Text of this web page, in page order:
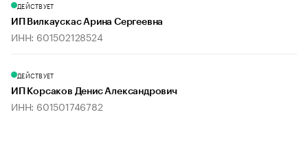
ДЕЙСТВУЕТ
ИП Вилкаускас Арина Сергеевна
ИНН: 601502128524
ДЕЙСТВУЕТ
ИП Корсаков Денис Александрович
ИНН: 601501746782